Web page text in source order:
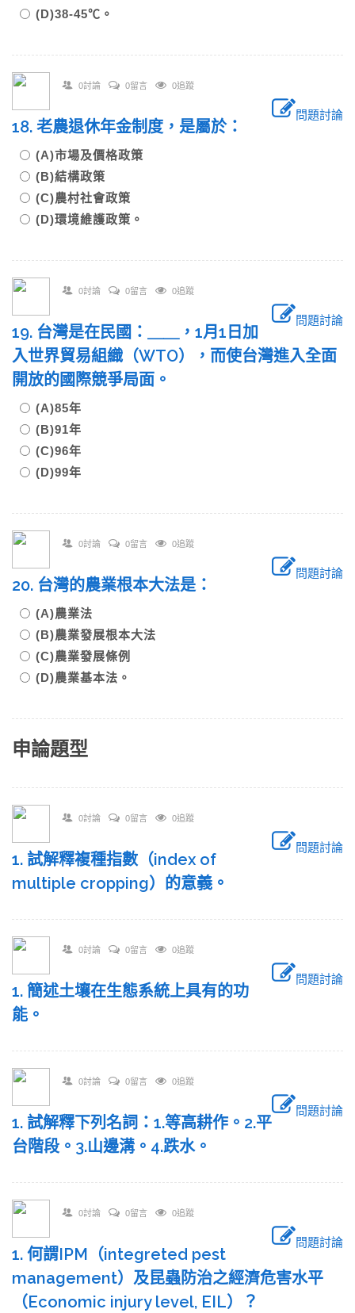
(D)38-45℃。
0討論 0留言 0追蹤
問題討論
18. 老農退休年金制度，是屬於：
(A)市場及價格政策
(B)結構政策
(C)農村社會政策
(D)環境維護政策。
0討論 0留言 0追蹤
問題討論
19. 台灣是在民國：＿＿，1月1日加
入世界貿易組織（WTO），而使台灣進入全面
開放的國際競爭局面。
(A)85年
(B)91年
(C)96年
(D)99年
0討論 0留言 0追蹤
問題討論
20. 台灣的農業根本大法是：
(A)農業法
(B)農業發展根本大法
(C)農業發展條例
(D)農業基本法。
申論題型
0討論 0留言 0追蹤
問題討論
1. 試解釋複種指數（index of
multiple cropping）的意義。
0討論 0留言 0追蹤
問題討論
1. 簡述土壤在生態系統上具有的功
能。
0討論 0留言 0追蹤
問題討論
1. 試解釋下列名詞：1.等高耕作。2.平
台階段。3.山邊溝。4.跌水。
0討論 0留言 0追蹤
問題討論
1. 何謂IPM（integreted pest
management）及昆蟲防治之經濟危害水平
（Economic injury level, EIL）？